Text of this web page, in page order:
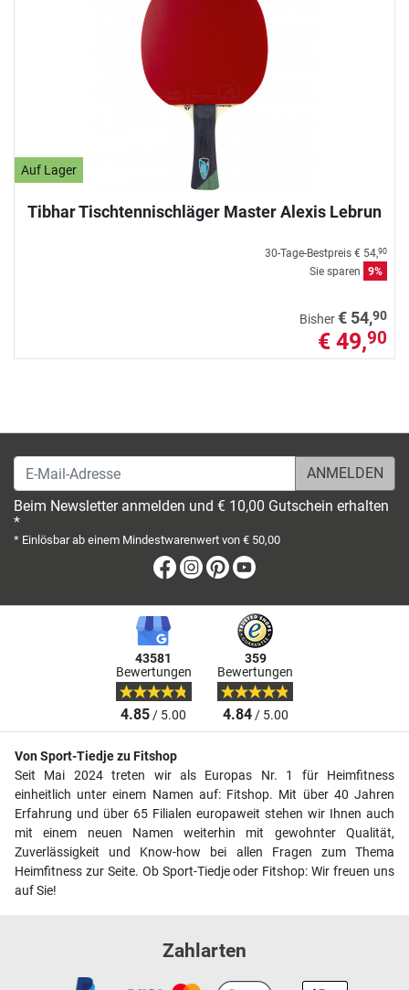
Auf Lager
Tibhar Tischtennischläger Master Alexis Lebrun
30-Tage-Bestpreis € 54,90
Sie sparen 9%
Bisher€ 54,90
€ 49,90
E-Mail-Adresse
Beim Newsletter anmelden und € 10,00 Gutschein erhalten
*
* Einlösbar ab einem Mindestwarenwert von € 50,00
Facebook
Instagram
Pinterest
43581
Bewertungen
4.85/ 5.00
359
Bewertungen
4.84/ 5.00
Von Sport-Tiedje zu Fitshop
Seit Mai 2024 treten wir als Europas Nr. 1 für Heimfitness
einheitlich unter einem Namen auf: Fitshop. Mit über 40 Jahren
Erfahrung und über 65 Filialen europaweit stehen wir Ihnen auch
mit einem neuen Namen weiterhin mit gewohnter Qualität,
Zuverlässigkeit und Know-how bei allen Fragen zum Thema
Heimfitness zur Seite. Ob Sport-Tiedje oder Fitshop: Wir freuen uns
auf Sie!
Zahlarten